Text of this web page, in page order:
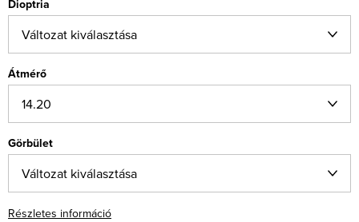
Dioptria
Átmérő
Görbület
Részletes információ